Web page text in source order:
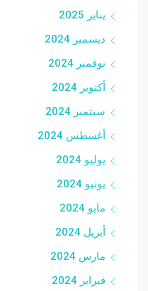
يناير 2025
ديسمبر 2024
نوفمبر 2024
أكتوبر 2024
سبتمبر 2024
أغسطس 2024
يوليو 2024
يونيو 2024
مايو 2024
أبريل 2024
مارس 2024
فبراير 2024